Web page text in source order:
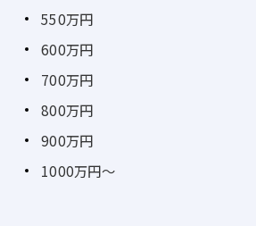
550万円
600万円
700万円
800万円
900万円
1000万円～